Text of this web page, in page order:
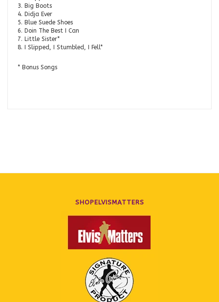
3. Big Boots
4. Didja Ever
5. Blue Suede Shoes
6. Doin The Best I Can
7. Little Sister*
8. I Slipped, I Stumbled, I Fell*
* Bonus Songs
SHOPELVISMATTERS